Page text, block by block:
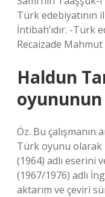
Türk edebiyatının
İntibah’ıdır. -Türk
Recaizade Mahmut
Haldun
oyununun
Öz. Bu çalışmanın
Türk oyunu olarak
(1964) adlı eserini
(1967/1976) adlı
aktarım ve çeviri